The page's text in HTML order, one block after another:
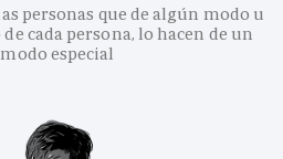
personas que de algún modo u
cada persona, lo hacen de un
modo especial